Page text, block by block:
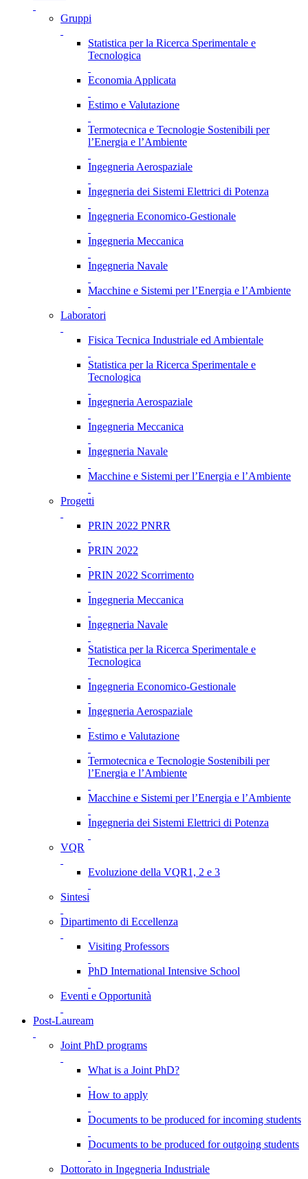
Gruppi
Statistica per la Ricerca Sperimentale e
Tecnologica
Economia Applicata
Estimo e Valutazione
Termotecnica e Tecnologie Sostenibili per
l’Energia e l’Ambiente
Ingegneria Aerospaziale
Ingegneria dei Sistemi Elettrici di Potenza
Ingegneria Economico-Gestionale
Ingegneria Meccanica
Ingegneria Navale
Macchine e Sistemi per l’Energia e l’Ambiente
Laboratori
Fisica Tecnica Industriale ed Ambientale
Statistica per la Ricerca Sperimentale e
Tecnologica
Ingegneria Aerospaziale
Ingegneria Meccanica
Ingegneria Navale
Macchine e Sistemi per l’Energia e l’Ambiente
Progetti
PRIN 2022 PNRR
PRIN 2022
PRIN 2022 Scorrimento
Ingegneria Meccanica
Ingegneria Navale
Statistica per la Ricerca Sperimentale e
Tecnologica
Ingegneria Economico-Gestionale
Ingegneria Aerospaziale
Estimo e Valutazione
Termotecnica e Tecnologie Sostenibili per
l’Energia e l’Ambiente
Macchine e Sistemi per l’Energia e l’Ambiente
Ingegneria dei Sistemi Elettrici di Potenza
VQR
Evoluzione della VQR1, 2 e 3
Sintesi
Dipartimento di Eccellenza
Visiting Professors
PhD International Intensive School
Eventi e Opportunità
Post-Lauream
Joint PhD programs
What is a Joint PhD?
How to apply
Documents to be produced for incoming students
Documents to be produced for outgoing students
Dottorato in Ingegneria Industriale